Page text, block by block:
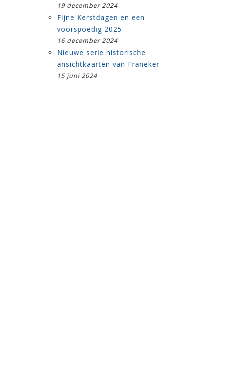
19 december 2024
Fijne Kerstdagen en een
voorspoedig 2025
16 december 2024
Nieuwe serie historische
ansichtkaarten van Franeker
15 juni 2024